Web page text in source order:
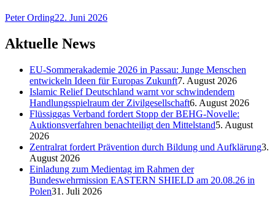
Peter Ording22. Juni 2026
Aktuelle News
EU-Sommerakademie 2026 in Passau: Junge Menschen
entwickeln Ideen für Europas Zukunft7. August 2026
Islamic Relief Deutschland warnt vor schwindendem
Handlungsspielraum der Zivilgesellschaft6. August 2026
Flüssiggas Verband fordert Stopp der BEHG-Novelle:
Auktionsverfahren benachteiligt den Mittelstand5. August
2026
Zentralrat fordert Prävention durch Bildung und Aufklärung3.
August 2026
Einladung zum Medientag im Rahmen der
Bundeswehrmission EASTERN SHIELD am 20.08.26 in
Polen31. Juli 2026